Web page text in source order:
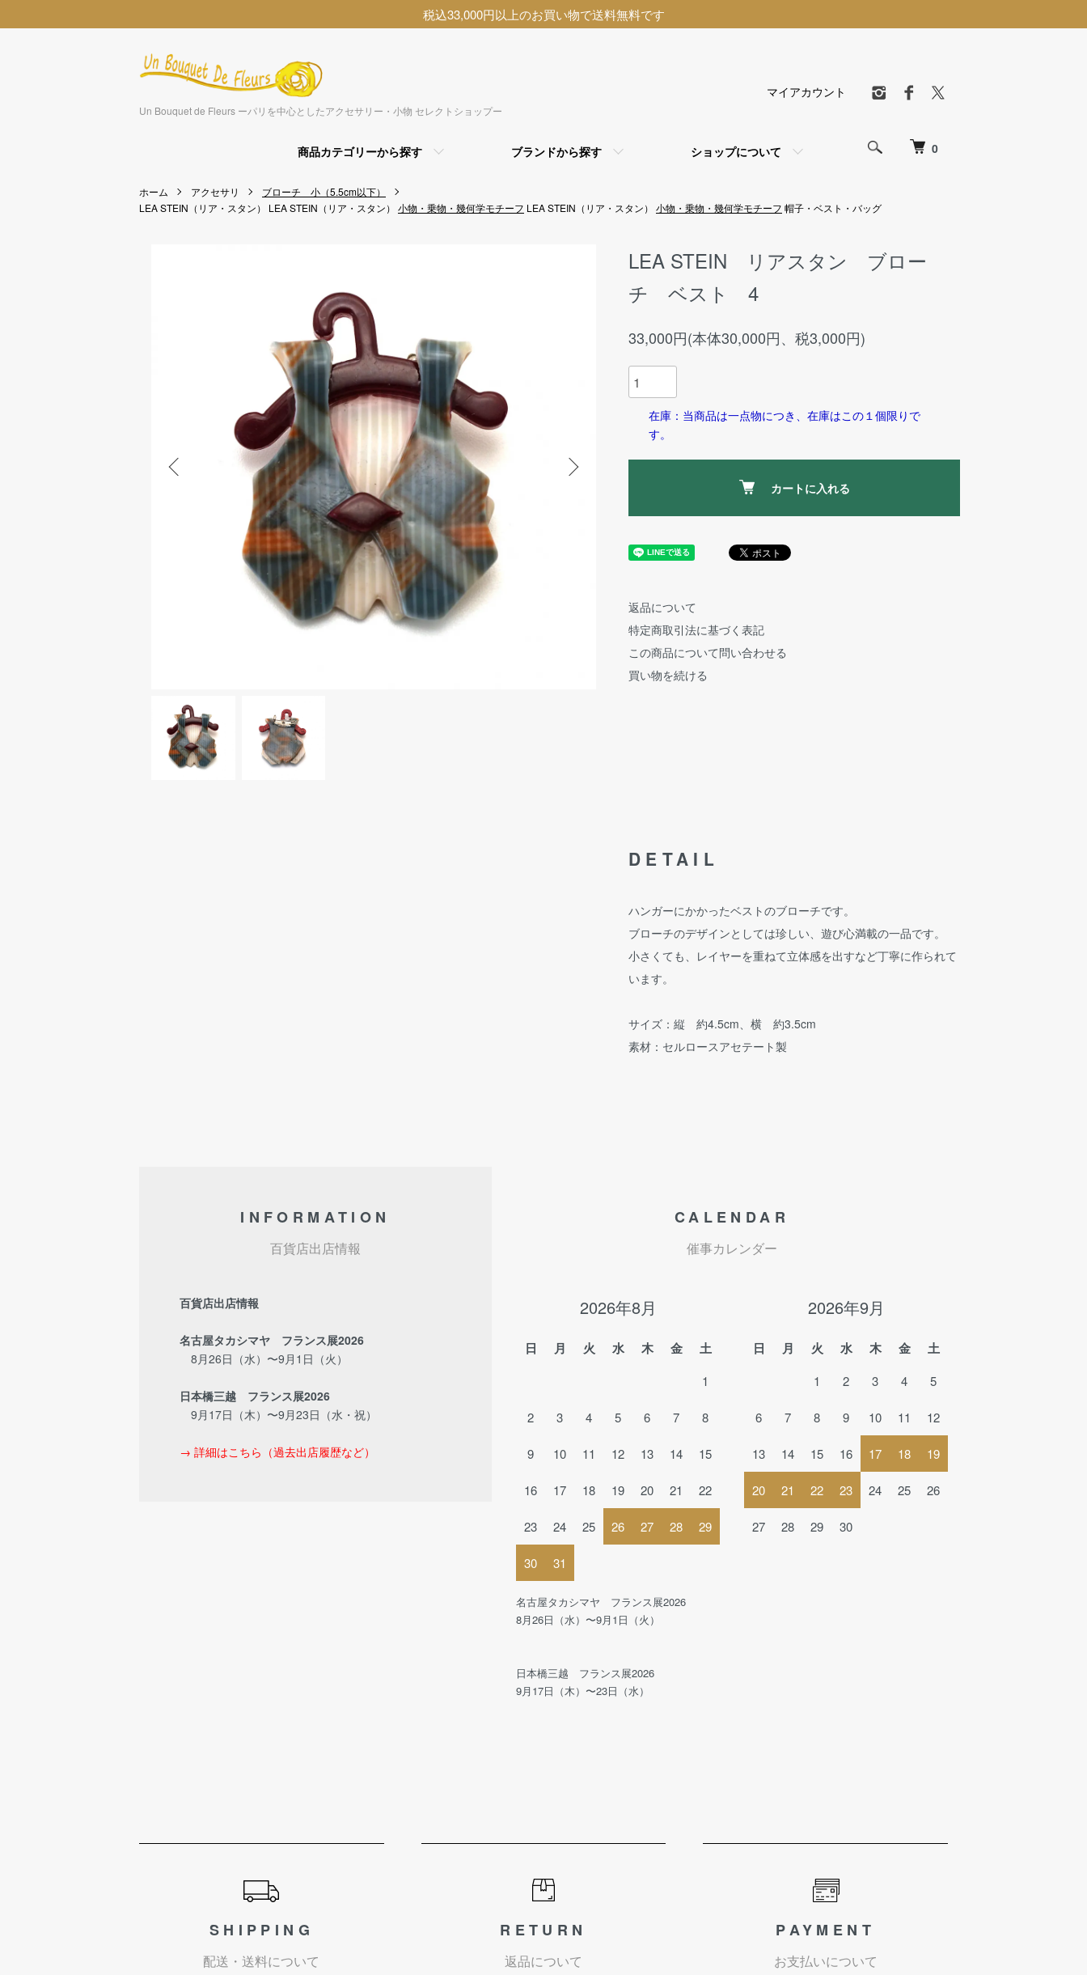
税込33,000円以上のお買い物で送料無料です
Un Bouquet de Fleurs ーパリを中心としたアクセサリー・小物 セレクトショップー
0
商品カテゴリーから探す ブランドから探す ショップについて
マイアカウント
ホーム アクセサリ
ブローチ 小（5.5cm以下）
LEA STEIN（リア・スタン）
LEA STEIN（リア・スタン） 小物・乗物・幾何学モチーフ LEA STEIN（リア・スタン） 小物・乗物・幾何学モチーフ 帽子・ベスト・バッグ
LEA STEIN リアスタン ブロー
チ ベスト 4
33,000円(本体30,000円、税3,000円)
在庫：当商品は一点物につき、在庫はこの１個限りで
す。
カートに入れる
返品について
特定商取引法に基づく表記
この商品について問い合わせる
買い物を続ける
DETAIL
ハンガーにかかったベストのブローチです。
ブローチのデザインとしては珍しい、遊び心満載の一品です。
小さくても、レイヤーを重ねて立体感を出すなど丁寧に作られて
います。
サイズ：縦 約4.5cm、横 約3.5cm
素材：セルロースアセテート製
INFORMATION
百貨店出店情報
百貨店出店情報
名古屋タカシマヤ フランス展2026
8月26日（水）〜9月1日（火）
日本橋三越 フランス展2026
9月17日（木）〜9月23日（水・祝）
→ 詳細はこちら（過去出店履歴など）
CALENDAR
催事カレンダー
2026年8月
日 月 火 水 木 金 土
1
2 3 4 5 6 7 8
9 10 11 12 13 14 15
16 17 18 19 20 21 22
23 24 25 26 27 28 29
30 31
2026年9月
日 月 火 水 木 金 土
1 2 3 4 5
6 7 8 9 10 11 12
13 14 15 16 17 18 19
20 21 22 23 24 25 26
27 28 29 30
名古屋タカシマヤ フランス展2026
8月26日（水）〜9月1日（火）
日本橋三越 フランス展2026
9月17日（木）〜23日（水）
SHIPPING
配送・送料について
RETURN
返品について
PAYMENT
お支払いについて